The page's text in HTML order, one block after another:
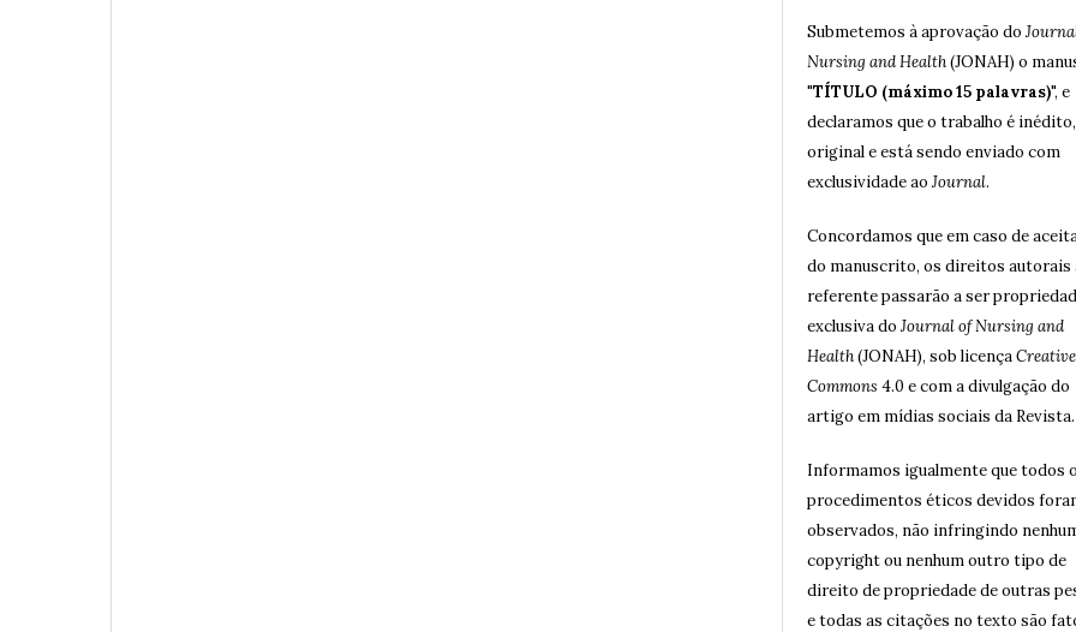
Submetemos à aprovação do
Nursing and Health(JONAH) o
"TÍTULO (máximo 15 palavras)", e
declaramos que o trabalho é inédito,
original e está sendo enviado com
exclusividade ao Journal.
Concordamos que em caso de
do manuscrito, os direitos autorais
referente passarão a ser
exclusiva do Journal of Nursing and
Health(JONAH), sob licençaCreative
Commons 4.0 e com a divulgação do
artigo em mídias sociais da Revista.
Informamos igualmente que todos
procedimentos éticos devidos
observados, não infringindo
copyright ou nenhum outro tipo de
direito de propriedade de outras
e todas as citações no texto são